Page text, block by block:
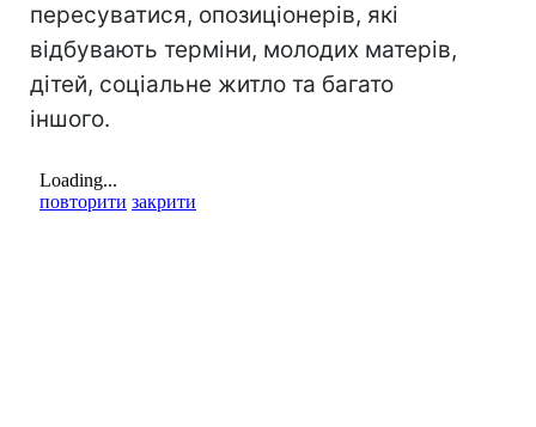
пересуватися, опозиціонерів, які
відбувають терміни, молодих матерів,
дітей, соціальне житло та багато
іншого.